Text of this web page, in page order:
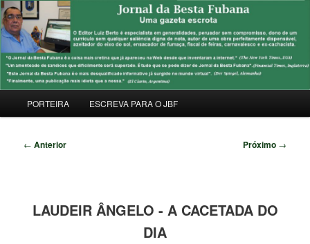
Pular
para
o
conteúdo
principalJORNAL DA BESTA FUBANA
Uma Gazeta Escrota
principal
PORTEIRA ESCREVA PARA O JBF
Navegação
← Anterior Próximo →
LAUDEIR ÂNGELO - A CACETADA DO
DIA